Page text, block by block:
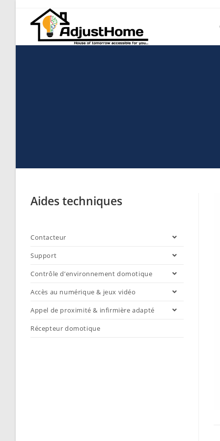
Aides techniques
Contacteur
Support
Contrôle d’environnement domotique
Accès au numérique & jeux vidéo
Appel de proximité & infirmière adapté
Récepteur domotique